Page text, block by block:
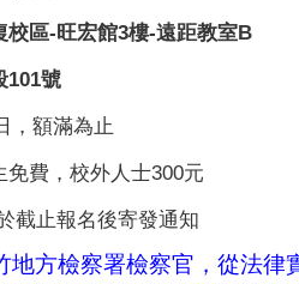
區-旺宏館3樓-遠距教室B
101號
，額滿為止
費，校外人士300元
截止報名後寄發通知
地方檢察署檢察官，從法